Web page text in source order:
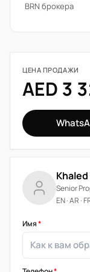
BRN брокера
ЦЕНА ПРОДАЖИ
AED 3
Senior
EN · AR ·
Имя*